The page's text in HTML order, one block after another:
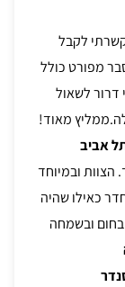
לקבל
מפורט כולל
לשאול
מאוד!
אביב
הצוות ובמיוחד
כאילו שהיה
ובשמחה